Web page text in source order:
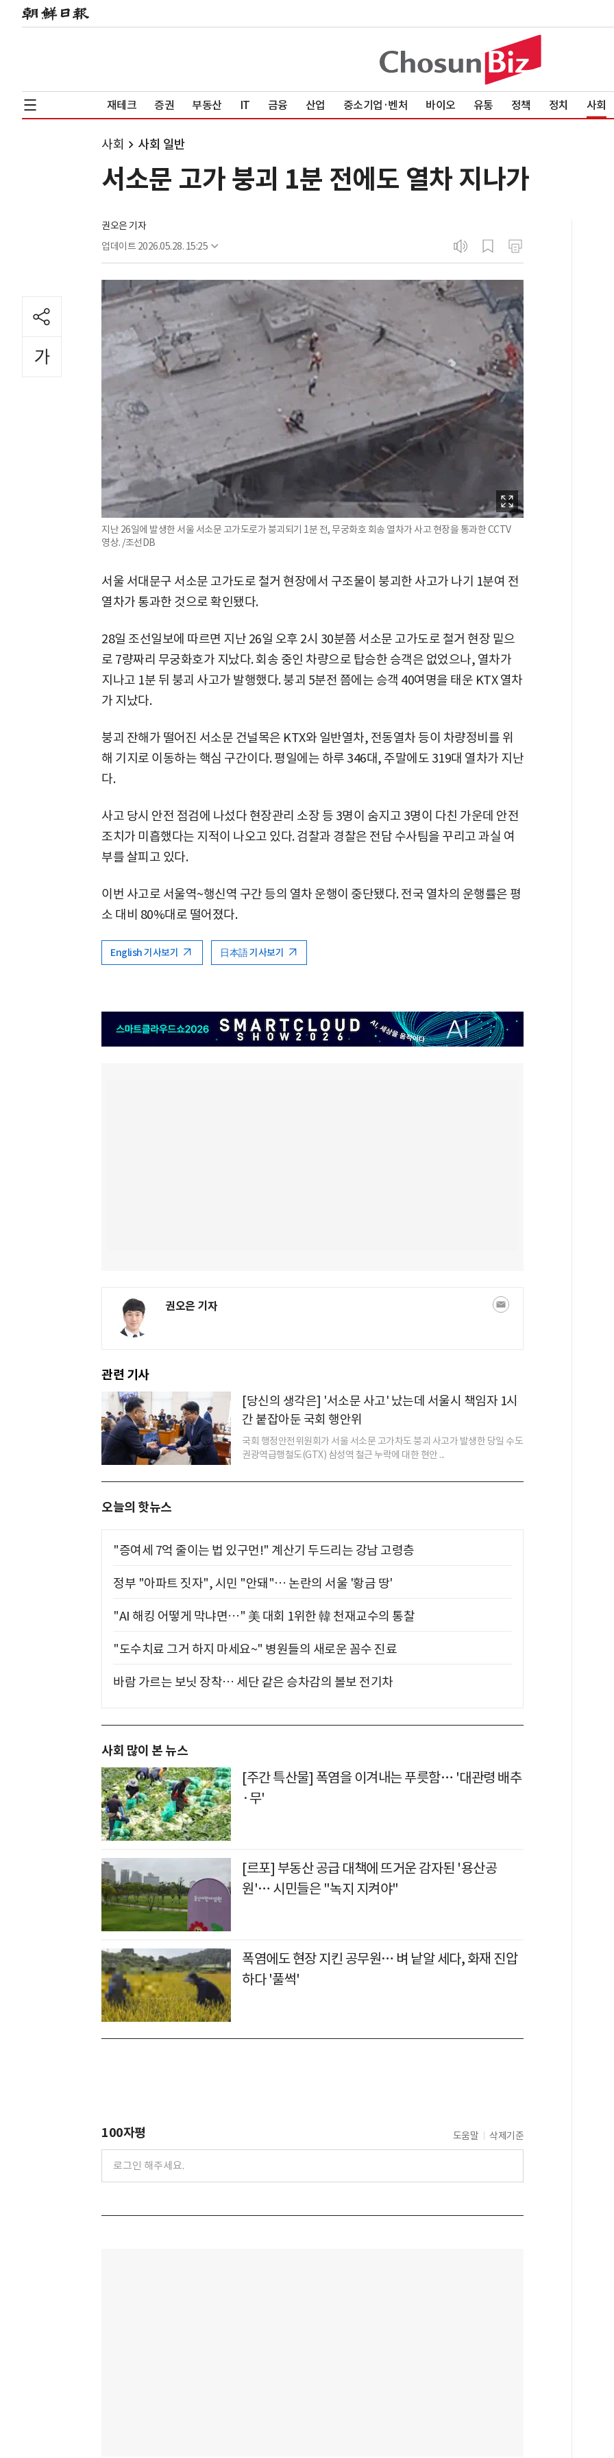
재테크 증권 부동산 IT 금융 산업 중소기업·벤처 바이오 유통 정책 정치 사회
사회 사회 일반
서소문 고가 붕괴 1분 전에도 열차 지나가
권오은 기자
업데이트 2026.05.28. 15:25
지난 26일에 발생한 서울 서소문 고가도로가 붕괴되기 1분 전, 무궁화호 회송 열차가 사고 현장을 통과한 CCTV
영상. /조선DB
서울 서대문구 서소문 고가도로 철거 현장에서 구조물이 붕괴한 사고가 나기 1분여 전
열차가 통과한 것으로 확인됐다.
28일 조선일보에 따르면 지난 26일 오후 2시 30분쯤 서소문 고가도로 철거 현장 밑으
로 7량짜리 무궁화호가 지났다. 회송 중인 차량으로 탑승한 승객은 없었으나, 열차가
지나고 1분 뒤 붕괴 사고가 발행했다. 붕괴 5분전 쯤에는 승객 40여명을 태운 KTX 열차
가 지났다.
붕괴 잔해가 떨어진 서소문 건널목은 KTX와 일반열차, 전동열차 등이 차량정비를 위
해 기지로 이동하는 핵심 구간이다. 평일에는 하루 346대, 주말에도 319대 열차가 지난
다.
사고 당시 안전 점검에 나섰다 현장관리 소장 등 3명이 숨지고 3명이 다친 가운데 안전
조치가 미흡했다는 지적이 나오고 있다. 검찰과 경찰은 전담 수사팀을 꾸리고 과실 여
부를 살피고 있다.
이번 사고로 서울역~행신역 구간 등의 열차 운행이 중단됐다. 전국 열차의 운행률은 평
소 대비 80%대로 떨어졌다.
English 기사보기 日本語 기사보기
권오은 기자
관련 기사
[당신의 생각은] '서소문 사고' 났는데 서울시 책임자 1시
간 붙잡아둔 국회 행안위
국회 행정안전위원회가 서울 서소문 고가차도 붕괴 사고가 발생한 당일 수도
권광역급행철도(GTX) 삼성역 철근 누락에 대한 현안 ...
오늘의 핫뉴스
"증여세 7억 줄이는 법 있구먼!" 계산기 두드리는 강남 고령층
정부 "아파트 짓자", 시민 "안돼"… 논란의 서울 '황금 땅'
"AI 해킹 어떻게 막냐면…" 美 대회 1위한 韓 천재교수의 통찰
"도수치료 그거 하지 마세요~" 병원들의 새로운 꼼수 진료
바람 가르는 보닛 장착… 세단 같은 승차감의 볼보 전기차
사회 많이 본 뉴스
[주간 특산물] 폭염을 이겨내는 푸릇함… '대관령 배추
·무'
[르포] 부동산 공급 대책에 뜨거운 감자된 '용산공
원'… 시민들은 "녹지 지켜야"
폭염에도 현장 지킨 공무원… 벼 낱알 세다, 화재 진압
하다 '풀썩'
100자평 도움말 삭제기준